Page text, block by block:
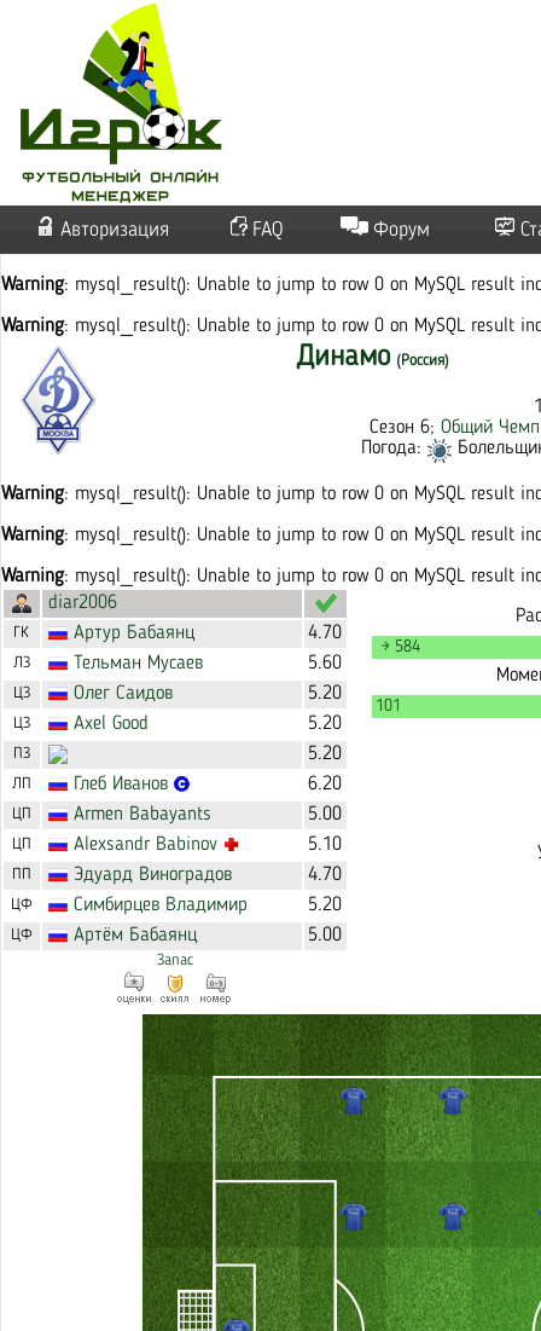
Авторизация FAQ Форум
Warning: mysql_result(): Unable to jump to row 0 on MySQL result
Warning: mysql_result(): Unable to jump to row 0 on MySQL result
Динамо (Россия)
Сезон 6;Общий
Погода:
Warning: mysql_result(): Unable to jump to row 0 on MySQL result
Warning: mysql_result(): Unable to jump to row 0 on MySQL result
Warning: mysql_result(): Unable to jump to row 0 on MySQL result
diar2006
ГК Артур Бабаянц 4.70
ЛЗ Тельман Мусаев 5.60
ЦЗ Олег Саидов 5.20
ЦЗ Axel Good 5.20
ПЗ 5.20
ЛП Глеб Иванов 6.20
ЦП Armen Babayants 5.00
ЦП Alexsandr Babinov 5.10
ПП Эдуард Виноградов 4.70
ЦФ Симбирцев Владимир 5.20
ЦФ Артём Бабаянц 5.00
Запас
→ 584
101